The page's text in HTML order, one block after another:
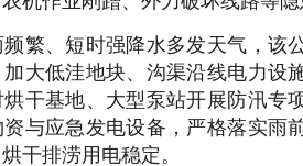
繁、短时强降水多发天气，该
大低洼地块、沟渠沿线电力设
干基地、大型泵站开展防汛专
与应急发电设备，严格落实雨
干排涝用电稳定。